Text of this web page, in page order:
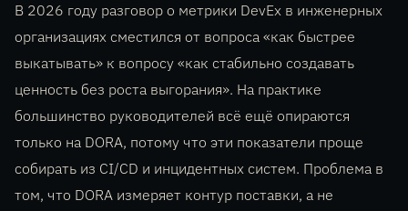
В 2026 году разговор о метрики DevEx в инженерных
организациях сместился от вопроса «как быстрее
выкатывать» к вопросу «как стабильно создавать
ценность без роста выгорания». На практике
большинство руководителей всё ещё опираются
только на DORA, потому что эти показатели проще
собирать из CI/CD и инцидентных систем. Проблема в
том, что DORA измеряет контур поставки, а не